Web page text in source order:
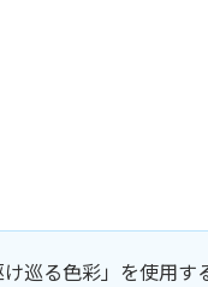
巡る色彩」を使用